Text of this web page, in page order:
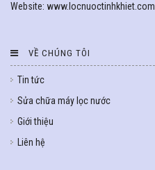
Website: www.locnuoctinhkhiet.com
VỀ CHÚNG TÔI
Tin tức
Sửa chữa máy lọc nước
Giới thiệu
Liên hệ